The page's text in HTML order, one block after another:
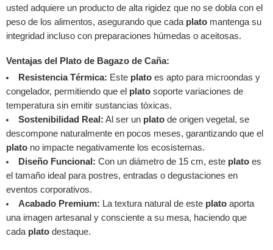
usted adquiere un producto de alta rigidez que no se dobla con el
peso de los alimentos, asegurando que cada plato mantenga su
integridad incluso con preparaciones húmedas o aceitosas.
Ventajas del Plato de Bagazo de Caña:
Resistencia Térmica: Este platoes apto para microondas y
congelador, permitiendo que el plato soporte variaciones de
temperatura sin emitir sustancias tóxicas.
Sostenibilidad Real: Al ser un platode origen vegetal, se
descompone naturalmente en pocos meses, garantizando que el
plato no impacte negativamente los ecosistemas.
Diseño Funcional: Con un diámetro de 15 cm, este platoes
el tamaño ideal para postres, entradas o degustaciones en
eventos corporativos.
Acabado Premium: La textura natural de este platoaporta
una imagen artesanal y consciente a su mesa, haciendo que
cada plato destaque.